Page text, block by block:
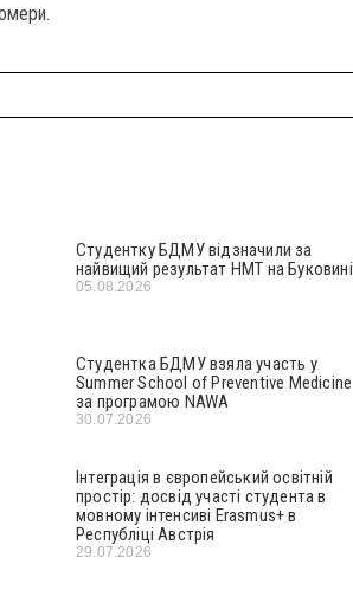
Студентку БДМУ відзначили за
найвищий результат НМТ на Буковині
05.08.2026
Студентка БДМУ взяла участь у
Summer School of Preventive Medicine
за програмою NAWA
30.07.2026
Інтеграція в європейський освітній
простір: досвід участі студента в
мовному інтенсиві Erasmus+ в
Республіці Австрія
29.07.2026